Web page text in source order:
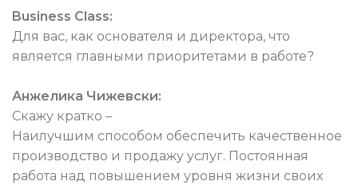
Business Class:
Для вас, как основателя и директора, что
является главными приоритетами в работе?
Анжелика Чижевски:
Скажу кратко –
Наилучшим способом обеспечить качественное
производство и продажу услуг. Постоянная
работа над повышением уровня жизни своих